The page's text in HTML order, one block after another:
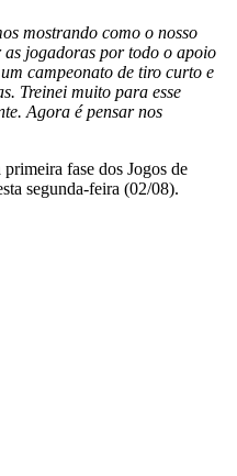
mostrando como o nosso
jogadoras por todo o apoio
campeonato de tiro curto e
Treinei muito para esse
Agora é pensar nos
fase dos Jogos de
segunda-feira (02/08).